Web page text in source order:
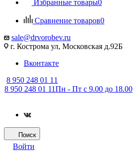
Избранные товары0
Сравнение товаров0
sale@drvorobev.ru
г. Кострома ул, Московская д.92Б
Вконтакте
8 950 248 01 11
8 950 248 01 11Пн - Пт с 9.00 до 18.00
Поиск
Войти